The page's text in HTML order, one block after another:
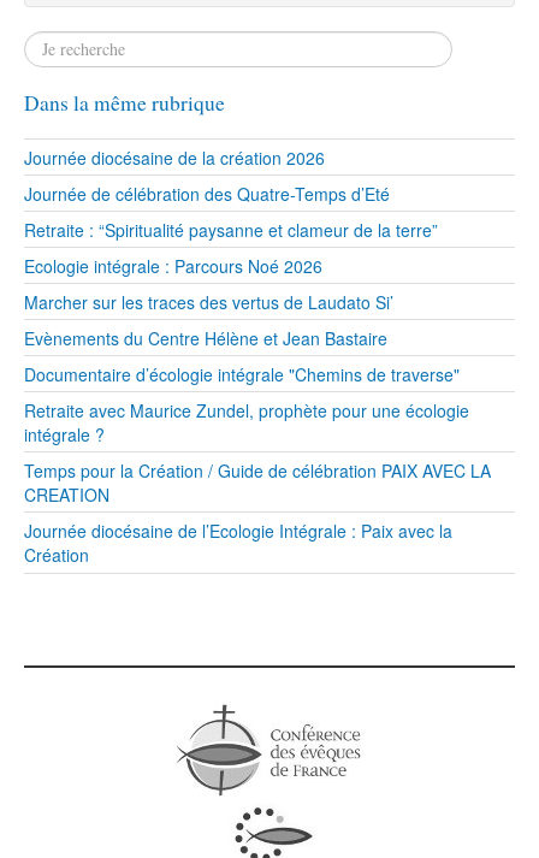
Dans la même rubrique
Journée diocésaine de la création 2026
Journée de célébration des Quatre-Temps d’Eté
Retraite : “Spiritualité paysanne et clameur de la terre”
Ecologie intégrale : Parcours Noé 2026
Marcher sur les traces des vertus de Laudato Si’
Evènements du Centre Hélène et Jean Bastaire
Documentaire d’écologie intégrale "Chemins de traverse"
Retraite avec Maurice Zundel, prophète pour une écologie
intégrale ?
Temps pour la Création / Guide de célébration PAIX AVEC LA
CREATION
Journée diocésaine de l’Ecologie Intégrale : Paix avec la
Création